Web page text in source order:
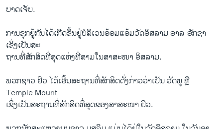
ບາດເຈັບ.
ການ​ຊຸກ​ຍູ້​ກັນ​ໄດ້​ເກີດ​ຂຶ້ນ​ຢູ່​ບໍ​ລິ​ເວນ​ອ້ອມ​ແອ້ມ​ວັດ​ອິ​ສ​ລາມ ອາ​ລ-ອັກ​ຊາ
ເຊິ່ງ​ເປັນ​ສະ​
ຖານທີ່ສັກສິດທີ່ສຸດແຫ່ງທີ່ສາມໃນສາສະໜາ ອິສລາມ.
ພ​ວກ​ຊາ​ວ ຢິວ ໄດ້​ເອີ້ນ​ສະ​ຖານ​ທີ່​ສັກ​ສິດ​ດັ່ງ​ກ່າວ​ວ່າ​ເປັນ ວັດ​ພູ ຫຼື
Temple Mount
ເຊິ່ງເປັນສະຖານທີ່ສັກສິດທີ່ສຸດຂອງສາສະໜາ ຢິວ.